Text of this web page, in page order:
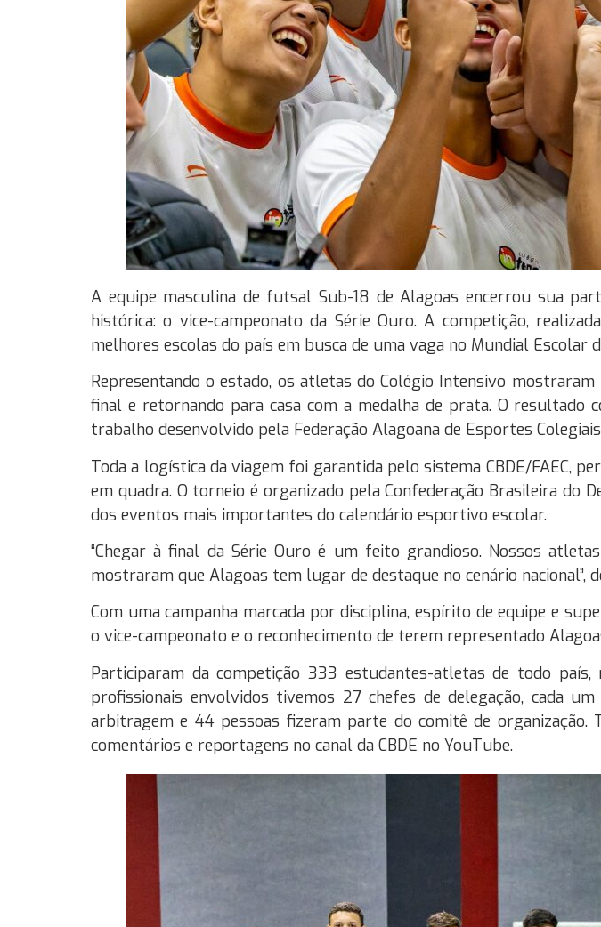
A equipe masculina de futsal Sub-18 de Alagoas encerrou sua
histórica: o vice-campeonato da Série Ouro. A competição,
melhores escolas do país em busca de uma vaga no Mundial Escolar
Representando o estado, os atletas do Colégio Intensivo
final e retornando para casa com a medalha de prata. O resultado
trabalho desenvolvido pela Federação Alagoana de Esportes
Toda a logística da viagem foi garantida pelo sistema CBDE/FAEC,
em quadra. O torneio é organizado pela Confederação Brasileira do
dos eventos mais importantes do calendário esportivo escolar.
“Chegar à final da Série Ouro é um feito grandioso. Nossos
mostraram que Alagoas tem lugar de destaque no cenário nacional”,
Com uma campanha marcada por disciplina, espírito de equipe e
o vice-campeonato e o reconhecimento de terem representado
Participaram da competição 333 estudantes-atletas de todo
profissionais envolvidos tivemos 27 chefes de delegação, cada
arbitragem e 44 pessoas fizeram parte do comitê de
comentários e reportagens no canal da CBDE no YouTube.